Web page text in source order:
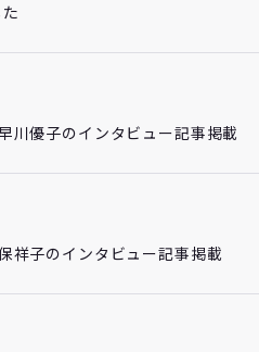
川優子のインタビュー記事掲載
祥子のインタビュー記事掲載